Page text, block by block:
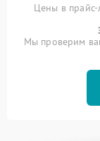
Цены в прайс-
Мы проверим